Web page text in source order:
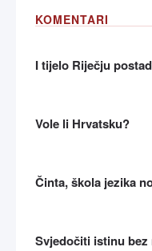
KOMENTARI
I tijelo Riječju
Vole li Hrvatsku?
Činta, škola jezika
Svjedočiti istinu